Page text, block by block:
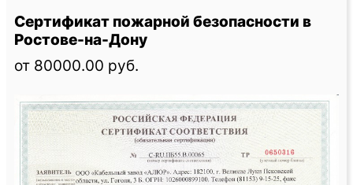
Сертификат пожарной безопасности в
Ростове-на-Дону
от 80000.00 руб.